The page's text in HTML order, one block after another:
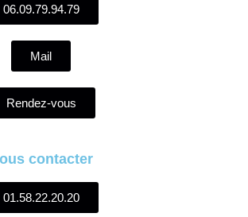
06.09.79.94.79
Mail
Rendez-vous
contacter
01.58.22.20.20